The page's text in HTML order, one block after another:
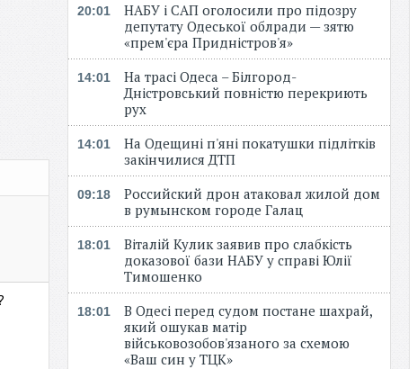
20:01
НАБУ і САП оголосили про підозру
депутату Одеської облради — зятю
«прем'єра Придністров'я»
14:01
На трасі Одеса – Білгород-
Дністровський повністю перекриють
рух
14:01
На Одещині п'яні покатушки підлітків
закінчилися ДТП
09:18
Российский дрон атаковал жилой дом
в румынском городе Галац
18:01
Віталій Кулик заявив про слабкість
доказової бази НАБУ у справі Юлії
Тимошенко
18:01
В Одесі перед судом постане шахрай,
який ошукав матір
військовозобов'язаного за схемою
«Ваш син у ТЦК»